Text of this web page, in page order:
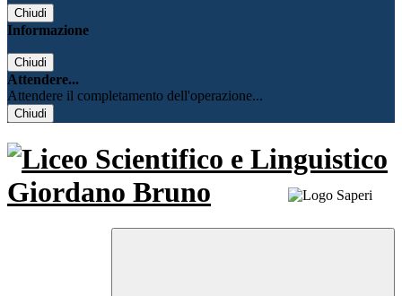
Chiudi
Informazione
Chiudi
Attendere...
Attendere il completamento dell'operazione...
Chiudi